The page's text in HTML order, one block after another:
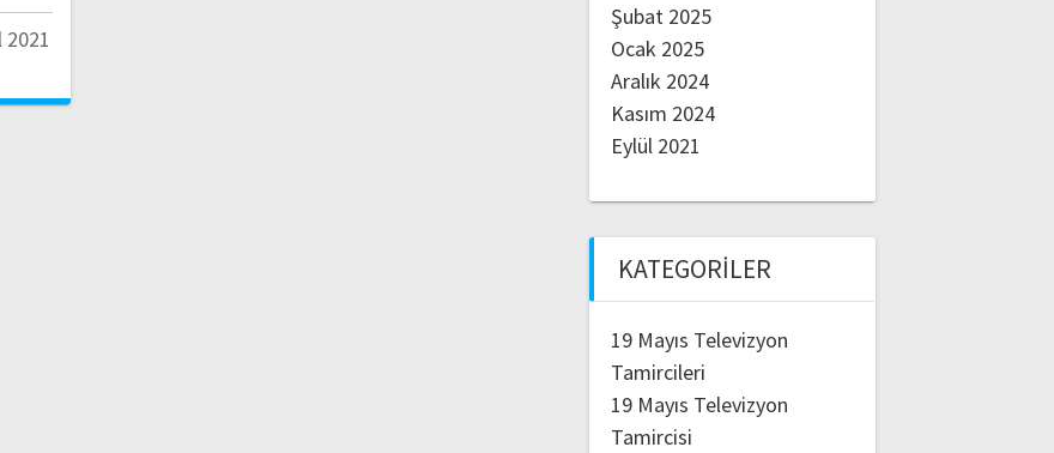
2021
Şubat 2025
Ocak 2025
Aralık 2024
Kasım 2024
Eylül 2021
KATEGORILER
19 Mayıs Televizyon
Tamircileri
19 Mayıs Televizyon
Tamircisi